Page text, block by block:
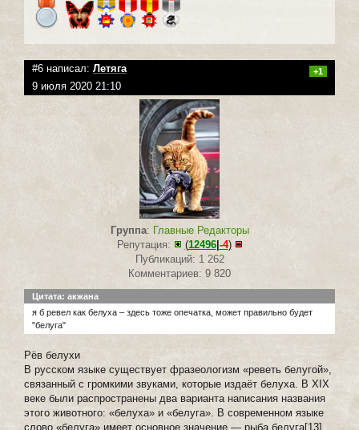
#6 написал: Летяга +1
9 июля 2020 21:10
Группа: Главные Редакторы
Репутация:
(12496|-4)
Публикаций: 1 262
Комментариев: 9 820
Цитата: акжана
я б ревел как белуха – здесь тоже опечатка, может правильно будет
"белуга"
Рёв белухи
В русском языке существует фразеологизм «реветь белугой»,
связанный с громкими звуками, которые издаёт белуха. В XIX
веке были распространены два варианта написания названия
этого животного: «белуха» и «белуга». В современном языке
слово «белуга» имеет основное значение — рыба белуга[13],